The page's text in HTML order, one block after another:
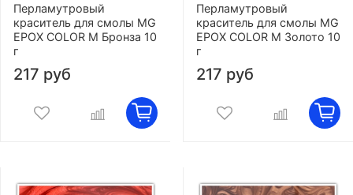
Перламутровый
краситель для смолы MG
EPOX COLOR M Бронза 10
г
217 руб
Перламутровый
краситель для смолы MG
EPOX COLOR M Золото 10
г
217 руб